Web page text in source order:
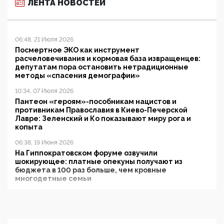
ЛЕНТА НОВОСТЕЙ
06:48, 21 Июля 2026
Посмертное ЭКО как инструмент
расчеловечивания и кормовая база извращенцев:
депутатам пора остановить нетрадиционные
методы «спасения демографии»
10:34, 07 Июля 2026
Пантеон «героям»-пособникам нацистов и
противникам Православия в Киево-Печерской
Лавре: Зеленский и Ко показывают миру рога и
копыта
06:38, 19 Июня 2026
На Гиппократовском форуме озвучили
шокирующее: платные опекуны получают из
бюджета в 100 раз больше, чем кровные
многодетные семьи